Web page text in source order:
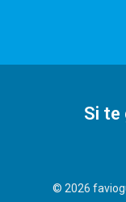
Si te
© 2026